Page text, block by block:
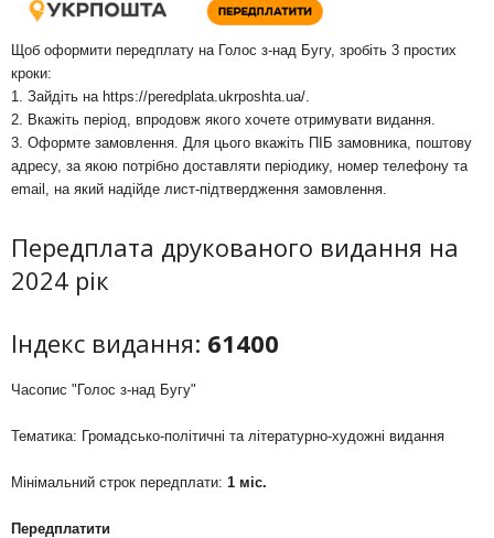
Щоб оформити передплату на Голос з-над Бугу, зробіть 3 простих
кроки:
1. Зайдіть на https://peredplata.ukrposhta.ua/
2. Вкажіть період, впродовж якого хочете отримувати видання.
3. Оформте замовлення. Для цього вкажіть ПІБ замовника, поштову
адресу, за якою потрібно доставляти періодику, номер телефону та
email, на який надійде лист-підтвердження замовлення.
Передплата друкованого видання на
2024 рік
Індекс видання: 61400
Часопис "Голос з-над Бугу"
Тематика: Громадсько-політичні та літературно-художні видання
Мінімальний строк передплати: 1 міс.
Передплатити